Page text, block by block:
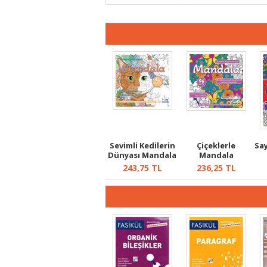
Sevimli Kedilerin
Dünyası Mandala
243,75 TL
Çiçeklerle
Mandala
236,25 TL